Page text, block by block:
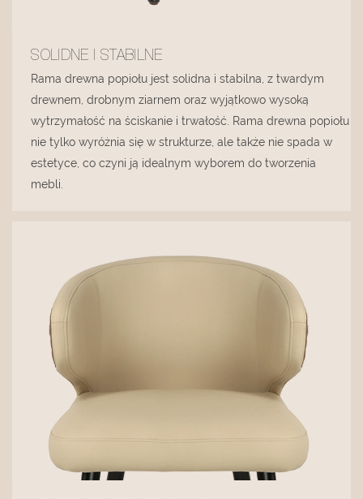
SOLIDNE I STABILNE
Rama drewna popiołu jest solidna i stabilna, z twardym
drewnem, drobnym ziarnem oraz wyjątkowo wysoką
wytrzymałość na ściskanie i trwałość. Rama drewna popiołu
nie tylko wyróżnia się w strukturze, ale także nie spada w
estetyce, co czyni ją idealnym wyborem do tworzenia
mebli.